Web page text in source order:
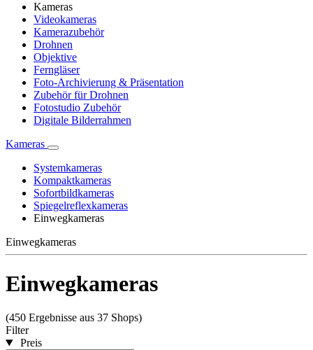
Kameras
Videokameras
Kamerazubehör
Drohnen
Objektive
Ferngläser
Foto-Archivierung & Präsentation
Zubehör für Drohnen
Fotostudio Zubehör
Digitale Bilderrahmen
Kameras
Systemkameras
Kompaktkameras
Sofortbildkameras
Spiegelreflexkameras
Einwegkameras
Einwegkameras
Einwegkameras
(450 Ergebnisse aus 37 Shops)
Filter
Preis